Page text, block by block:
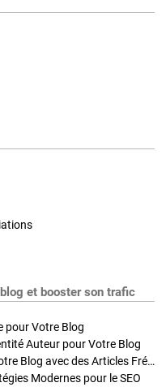
et booster son trafic
pour Votre Blog
Auteur pour Votre Blog
Stratégies de Publication : Boostez Votre Blog avec des Articles Fréquents et Exclusifs
Modernes pour le SEO